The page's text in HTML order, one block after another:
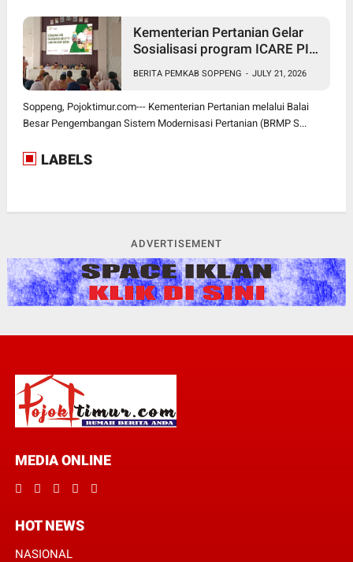
Kementerian Pertanian Gelar
Sosialisasi program ICARE PIU
BERITA PEMKAB SOPPENG - JULY 21, 2026
Soppeng, Pojoktimur.com--- Kementerian Pertanian melalui Balai
Besar Pengembangan Sistem Modernisasi Pertanian (BRMP S...
LABELS
ADVERTISEMENT
MEDIA ONLINE
HOT NEWS
NASIONAL